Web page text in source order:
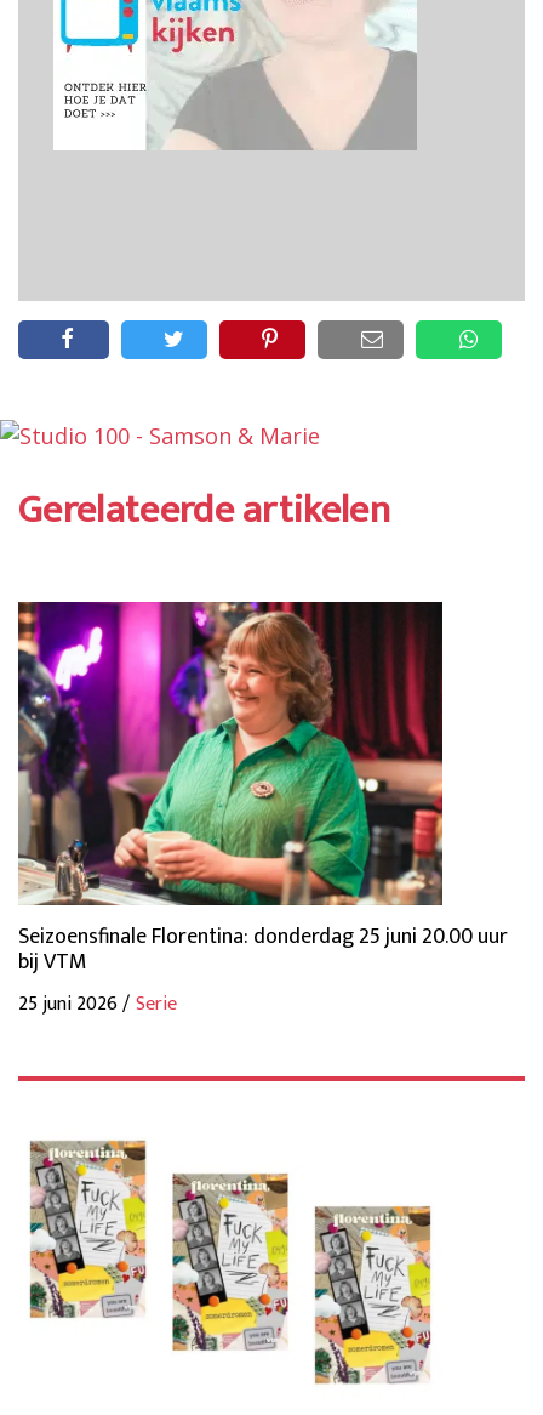
Gerelateerde artikelen
Seizoensfinale Florentina: donderdag 25 juni 20.00 uur
bij VTM
25 juni 2026 /Serie